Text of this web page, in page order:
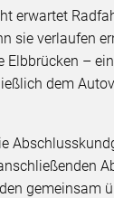
erwartet
sie verlaufen
Elbbrücken –
dem
gemeinsam